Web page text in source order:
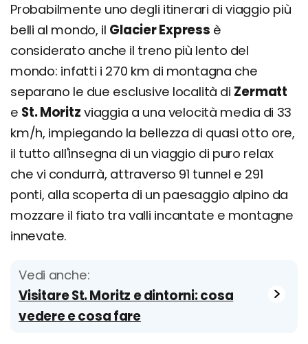
Probabilmente uno degli itinerari di viaggio più
belli al mondo, il Glacier Express è
considerato anche il treno più lento del
mondo: infatti i 270 km di montagna che
separano le due esclusive località di Zermatt
e St. Moritz viaggia a una velocità media di 33
km/h, impiegando la bellezza di quasi otto ore,
il tutto all'insegna di un viaggio di puro relax
che vi condurrà, attraverso 91 tunnel e 291
ponti, alla scoperta di un paesaggio alpino da
mozzare il fiato tra valli incantate e montagne
innevate.
Vedi anche:
Visitare St. Moritz e dintorni: cosa
vedere e cosa fare